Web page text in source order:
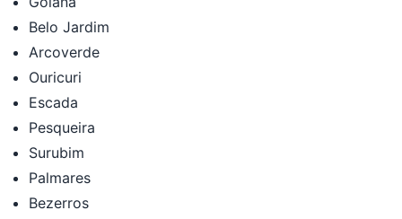
Belo Jardim
Arcoverde
Ouricuri
Escada
Pesqueira
Surubim
Palmares
Bezerros